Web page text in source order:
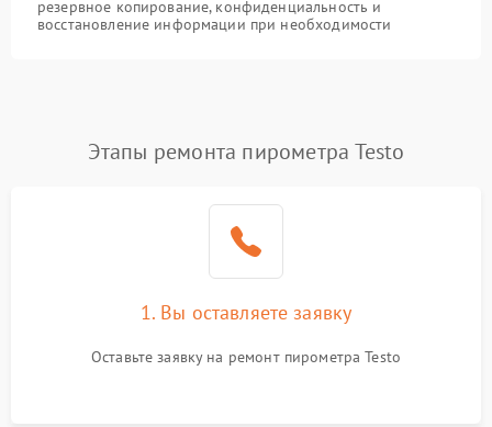
резервное копирование, конфиденциальность и
восстановление информации при необходимости
Этапы ремонта пирометра Testo
1. Вы оставляете заявку
Оставьте заявку на ремонт пирометра Testo